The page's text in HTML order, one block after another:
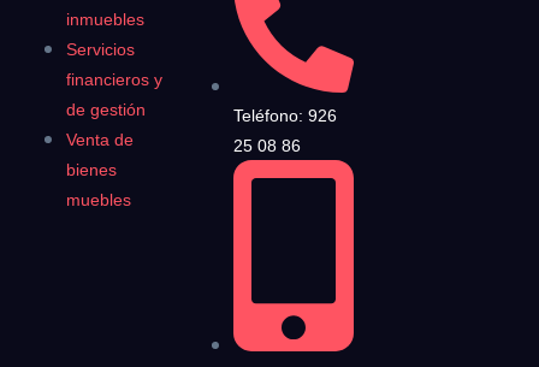
inmuebles
Servicios
financieros y
de gestión
Venta de
bienes
muebles
Teléfono: 926
25 08 86